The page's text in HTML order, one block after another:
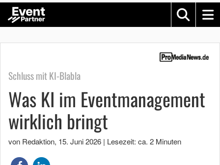
Schluss mit KI-Blabla
Was KI im Eventmanagement
wirklich bringt
von Redaktion, 15. Juni 2026 | Lesezeit: ca. 2 Minuten